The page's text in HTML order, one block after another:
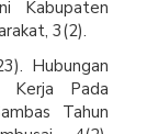
Kabupaten
3(2).
Hubungan
Kerja Pada
Tahun